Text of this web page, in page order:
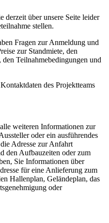
derzeit über unsere Seite leider
stellen.
Fragen zur Anmeldung und
zur Standmiete, den
Teilnahmebedingungen und
des Projektteams
weiteren Informationen zur
oder ein ausführendes
Adresse zur Anfahrt
den Aufbauzeiten oder zum
Sie Informationen über
für eine Anlieferung zum
Hallenplan, Geländeplan, das
oder